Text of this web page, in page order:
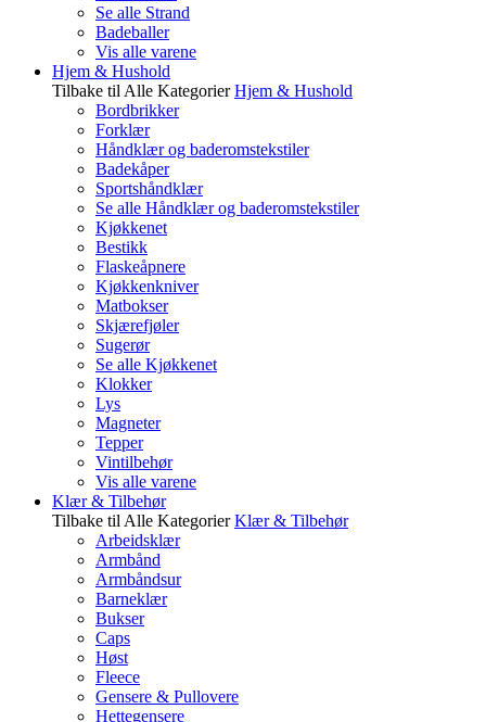
Se alle Strand
Badeballer
Vis alle varene
Hjem & Hushold
Tilbake til Alle Kategorier Hjem & Hushold
Bordbrikker
Forklær
Håndklær og baderomstekstiler
Badekåper
Sportshåndklær
Se alle Håndklær og baderomstekstiler
Kjøkkenet
Bestikk
Flaskeåpnere
Kjøkkenkniver
Matbokser
Skjærefjøler
Sugerør
Se alle Kjøkkenet
Klokker
Lys
Magneter
Tepper
Vintilbehør
Vis alle varene
Klær & Tilbehør
Tilbake til Alle Kategorier Klær & Tilbehør
Arbeidsklær
Armbånd
Armbåndsur
Barneklær
Bukser
Caps
Høst
Fleece
Gensere & Pullovere
Hettegensere